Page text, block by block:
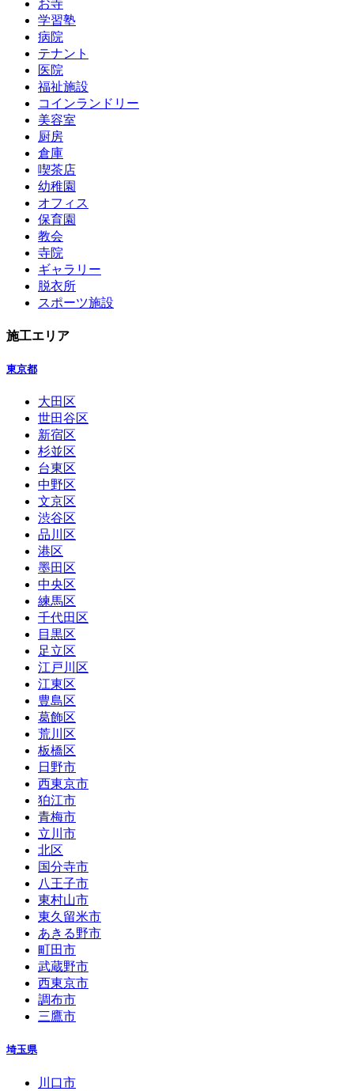
お寺
学習塾
病院
テナント
医院
福祉施設
コインランドリー
美容室
厨房
倉庫
喫茶店
幼稚園
オフィス
保育園
教会
寺院
ギャラリー
脱衣所
スポーツ施設
施工エリア
東京都
大田区
世田谷区
新宿区
杉並区
台東区
中野区
文京区
渋谷区
品川区
港区
墨田区
中央区
練馬区
千代田区
目黒区
足立区
江戸川区
江東区
豊島区
葛飾区
荒川区
板橋区
日野市
西東京市
狛江市
青梅市
立川市
北区
国分寺市
八王子市
東村山市
東久留米市
あきる野市
町田市
武蔵野市
西東京市
調布市
三鷹市
埼玉県
川口市